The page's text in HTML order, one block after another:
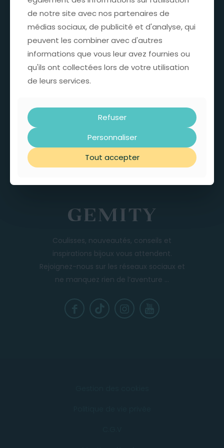
Actualités & tendances
INFOS & SUPPORT
L’entreprise
F.A.Q GEMITY
Contactez nous
Support – SAV
Coulisses, nouveautés, conseils et
inspirations bijoux vous attendent.
Rejoignez-nous sur les réseaux sociaux et
ne manquez rien de l’aventure ...
de notre site avec nos partenaires de
médias sociaux, de publicité et d'analyse, qui
peuvent les combiner avec d'autres
informations que vous leur avez fournies ou
qu'ils ont collectées lors de votre utilisation
de leurs services.
Refuser
Personnaliser
Tout accepter
de notre site avec nos partenaires de
médias sociaux, de publicité et d'analyse, qui
peuvent les combiner avec d'autres
informations que vous leur avez fournies ou
qu'ils ont collectées lors de votre utilisation
de leurs services.
Refuser
Personnaliser
Tout accepter